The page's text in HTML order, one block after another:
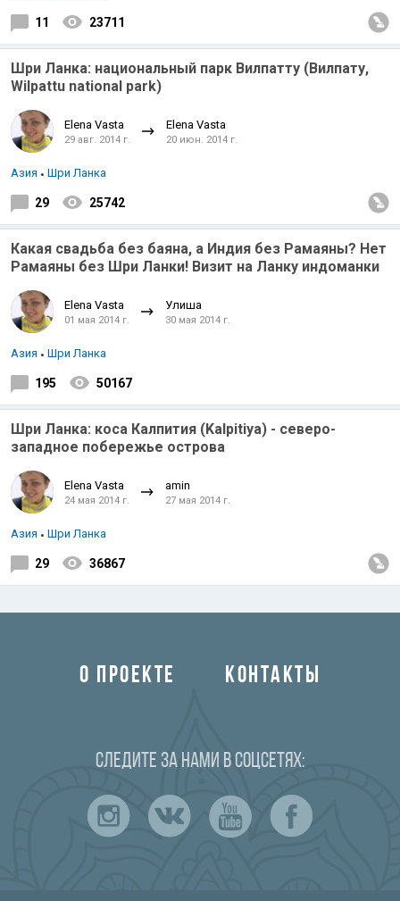
11 23711
Шри Ланка: национальный парк Вилпатту (Вилпату,
Wilpattu national park)
Elena Vasta
29 авг. 2014 г.
Elena Vasta
20 июн. 2014 г.
Азия Шри Ланка
29 25742
Какая свадьба без баяна, а Индия без Рамаяны? Нет
Рамаяны без Шри Ланки! Визит на Ланку индоманки
Elena Vasta
01 мая 2014 г.
Улиша
30 мая 2014 г.
Азия Шри Ланка
195 50167
Шри Ланка: коса Калпития (Kalpitiya) - северо-
западное побережье острова
Elena Vasta
24 мая 2014 г.
amin
27 мая 2014 г.
Азия Шри Ланка
29 36867
О ПРОЕКТЕ КОНТАКТЫ
Следите за нами в соцсетях: